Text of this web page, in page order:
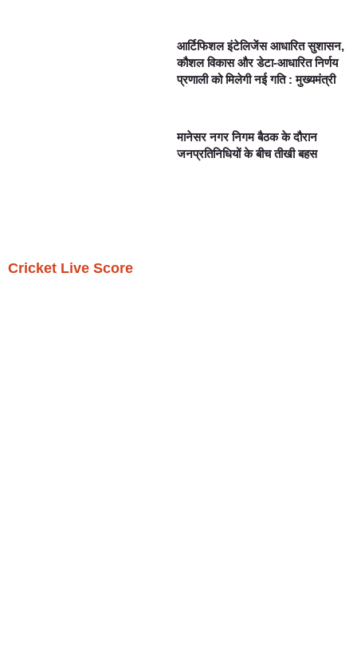
आर्टिफिशल इंटेलिजेंस आधारित सुशासन,
कौशल विकास और डेटा-आधारित निर्णय
प्रणाली को मिलेगी नई गति : मुख्यमंत्री
मानेसर नगर निगम बैठक के दौरान
जनप्रतिनिधियों के बीच तीखी बहस
Cricket Live Score